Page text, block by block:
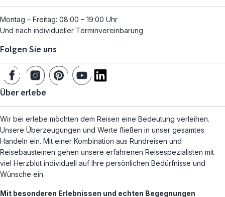
Montag – Freitag: 08:00 – 19:00 Uhr
Und nach individueller Terminvereinbarung
Folgen Sie uns
Über erlebe
Wir bei erlebe möchten dem Reisen eine Bedeutung verleihen.
Unsere Überzeugungen und Werte fließen in unser gesamtes
Handeln ein. Mit einer Kombination aus Rundreisen und
Reisebausteinen gehen unsere erfahrenen Reisespezialisten mit
viel Herzblut individuell auf Ihre persönlichen Bedürfnisse und
Wünsche ein.
Mit besonderen Erlebnissen und echten Begegnungen